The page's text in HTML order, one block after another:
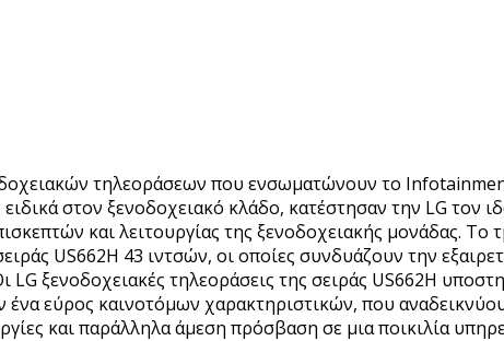
τηλεοράσεων που ενσωματώνουν το
ειδικά στον ξενοδοχειακό κλάδο, κατέστησαν την LG
και λειτουργίας της ξενοδοχειακής μονάδας.
US662H 43 ιντσών, οι οποίες συνδυάζουν την
ξενοδοχειακές τηλεοράσεις της σειράς US662H
εύρος καινοτόμων χαρακτηριστικών, που
και παράλληλα άμεση πρόσβαση σε μια ποικιλία